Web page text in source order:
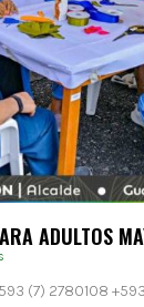
ADULTOS
(7) 2780108